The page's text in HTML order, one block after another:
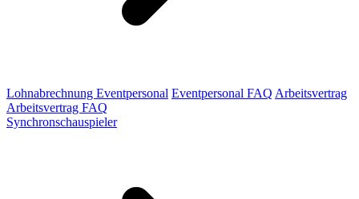
Lohnabrechnung Eventpersonal Eventpersonal FAQ Arbeitsvertrag
Arbeitsvertrag FAQ
Synchronschauspieler